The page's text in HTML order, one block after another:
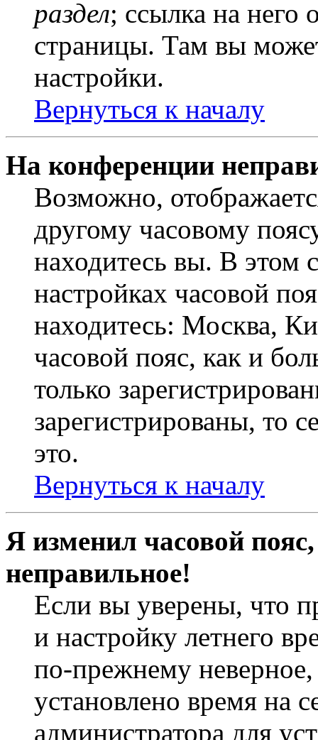
раздел; ссылка на него
страницы. Там вы
настройки.
Вернуться к началу
На конференции
Возможно,
другому часовому
находитесь вы. В этом
настройках часовой
находитесь: Москва,
часовой пояс, как и
только
зарегистрированы, то
это.
Вернуться к началу
Я изменил часовой
неправильное!
Если вы уверены, что
и настройку летнего
по-прежнему неверное,
установлено время на
администратора для